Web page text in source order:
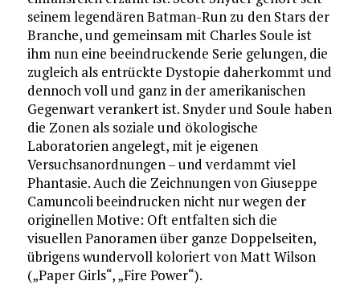
seinem legendären Batman-Run zu den Stars der
Branche, und gemeinsam mit Charles Soule ist
ihm nun eine beeindruckende Serie gelungen, die
zugleich als entrückte Dystopie daherkommt und
dennoch voll und ganz in der amerikanischen
Gegenwart verankert ist. Snyder und Soule haben
die Zonen als soziale und ökologische
Laboratorien angelegt, mit je eigenen
Versuchsanordnungen – und verdammt viel
Phantasie. Auch die Zeichnungen von Giuseppe
Camuncoli beeindrucken nicht nur wegen der
originellen Motive: Oft entfalten sich die
visuellen Panoramen über ganze Doppelseiten,
übrigens wundervoll koloriert von Matt Wilson
(„Paper Girls“, „Fire Power“).